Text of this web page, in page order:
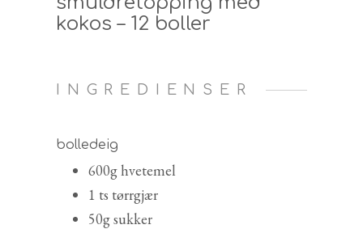
kokos – 12 boller
INGREDIENSER
bolledeig
600g hvetemel
1 ts tørrgjær
50g sukker